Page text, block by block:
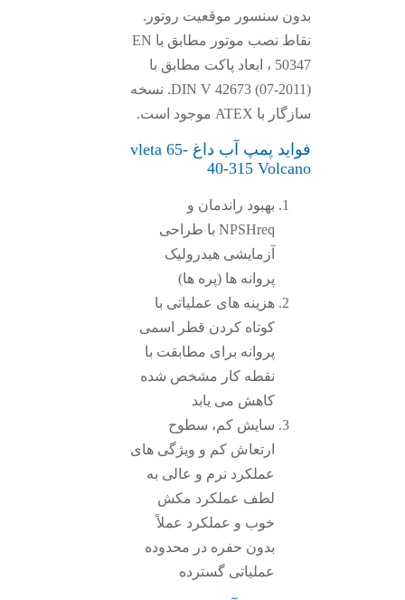
بدون سنسور موقعیت روتور.
نقاط نصب موتور مطابق با EN
50347 ، ابعاد پاکت مطابق با
DIN V 42673 (07-2011). نسخه
سازگار با ATEX موجود است.
فواید پمپ آب داغ vleta 65-
40-315 Volcano
بهبود راندمان و
NPSHreq با طراحی
آزمایشی هیدرولیک
پروانه ها (پره ها)
هزینه های عملیاتی با
کوتاه کردن قطر اسمی
پروانه برای مطابقت با
نقطه کار مشخص شده
کاهش می یابد
سایش کم، سطوح
ارتعاش کم و ویژگی های
عملکرد نرم و عالی به
لطف عملکرد مکش
خوب و عملکرد عملاً
بدون حفره در محدوده
عملیاتی گسترده